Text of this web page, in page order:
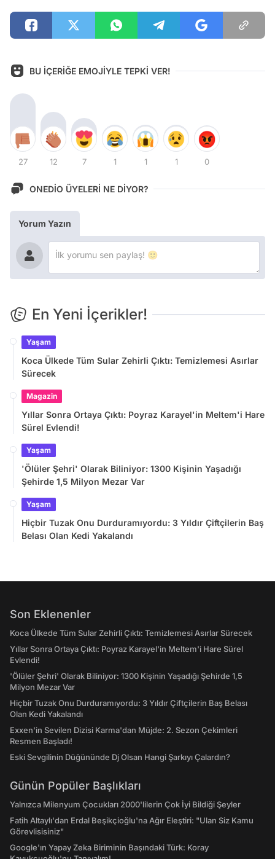
BU İÇERİĞE EMOJİYLE TEPKİ VER!
27 12 7 1 1 1 0
ONEDİO ÜYELERİ NE DİYOR?
Yorum Yazın
En Yeni İçerikler!
Yaşam
Koca Ülkede Tüm Sular Zehirli Çıktı: Temizlemesi Asırlar
Sürecek
Magazin
Yıllar Sonra Ortaya Çıktı: Poyraz Karayel'in Meltem'i Hare
Sürel Evlendi!
Yaşam
'Ölüler Şehri' Olarak Biliniyor: 1300 Kişinin Yaşadığı
Şehirde 1,5 Milyon Mezar Var
Yaşam
Hiçbir Tuzak Onu Durduramıyordu: 3 Yıldır Çiftçilerin Baş
Belası Olan Kedi Yakalandı
Son Eklenenler
Koca Ülkede Tüm Sular Zehirli Çıktı: Temizlemesi Asırlar Sürecek
Yıllar Sonra Ortaya Çıktı: Poyraz Karayel'in Meltem'i Hare Sürel
Evlendi!
'Ölüler Şehri' Olarak Biliniyor: 1300 Kişinin Yaşadığı Şehirde 1,5
Milyon Mezar Var
Hiçbir Tuzak Onu Durduramıyordu: 3 Yıldır Çiftçilerin Baş Belası
Olan Kedi Yakalandı
Exxen'in Sevilen Dizisi Karma'dan Müjde: 2. Sezon Çekimleri
Resmen Başladı!
Eski Sevgilinin Düğününde Dj Olsan Hangi Şarkıyı Çalardın?
Günün Popüler Başlıkları
Yalnızca Milenyum Çocukları 2000'lilerin Çok İyi Bildiği Şeyler
Fatih Altaylı'dan Erdal Beşikçioğlu'na Ağır Eleştiri: "Ulan Siz Kamu
Görevlisisiniz"
Google'ın Yapay Zeka Biriminin Başındaki Türk: Koray